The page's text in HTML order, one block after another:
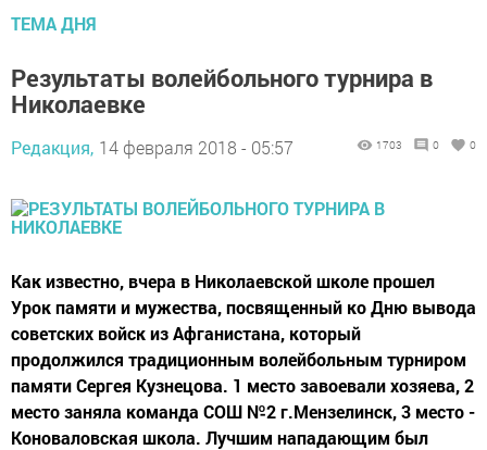
ТЕМА ДНЯ
Результаты волейбольного турнира в
Николаевке
Редакция, 14 февраля 2018 - 05:57 1703 0 0
Как известно, вчера в Николаевской школе прошел
Урок памяти и мужества, посвященный ко Дню вывода
советских войск из Афганистана, который
продолжился традиционным волейбольным турниром
памяти Сергея Кузнецова. 1 место завоевали хозяева, 2
место заняла команда СОШ №2 г.Мензелинск, 3 место -
Коноваловская школа. Лучшим нападающим был